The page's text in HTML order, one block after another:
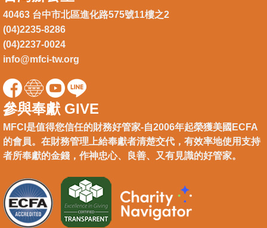
40463 台中市北區進化路575號11樓之2
(04)2235-8286
(04)2237-0024
info@mfci-tw.org
參與奉獻 GIVE
MFCI是值得您信任的財務好管家-自2006年起榮獲美國ECFA
的會員。在財務管理上給奉獻者清楚交代，有效率地使用支持
者所奉獻的金錢，作神忠心、良善、又有見識的好管家。